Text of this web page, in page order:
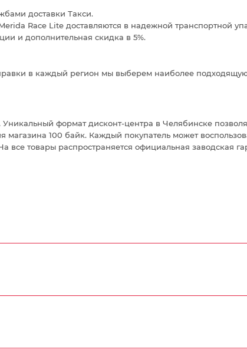
доставки Такси.
Race Lite доставляются в надежной транспортной
и дополнительная скидка в 5%.
в каждый регион мы выберем наиболее
формат дисконт-центра в Челябинске
100 байк. Каждый покупатель может
все товары распространяется официальная заводская